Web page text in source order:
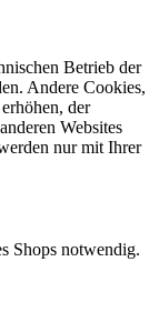
Betrieb der
Andere Cookies,
der
Websites
nur mit Ihrer
Shops notwendig.